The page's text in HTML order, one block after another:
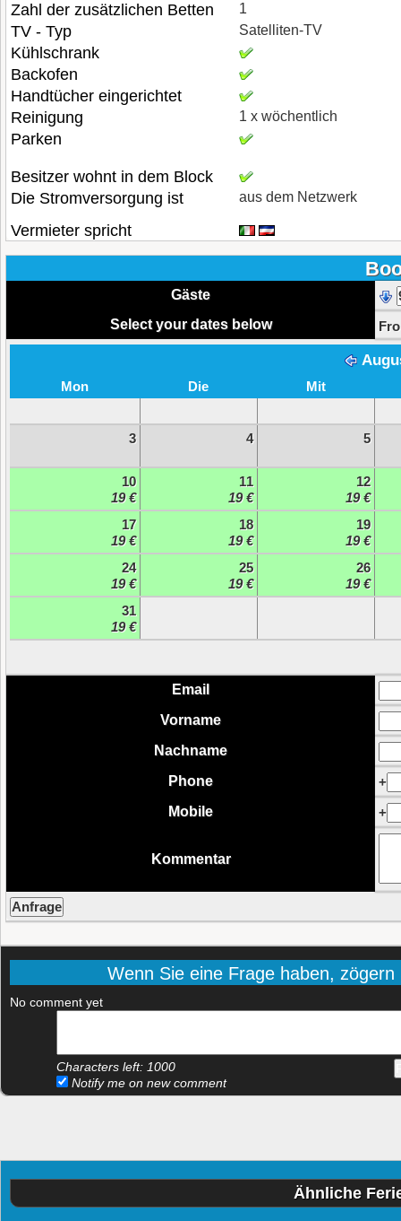
Zahl der zusätzlichen Betten 1
TV - Typ Satelliten-TV
Kühlschrank
Backofen
Handtücher eingerichtet
Reinigung
1 x wöchentlich
Parken
Besitzer wohnt in dem Block
Die Stromversorgung ist
aus dem Netzwerk
Vermieter spricht
Gäste
Select your dates below
Mon Die Mit
3 4 5
10
19 €
11
19 €
12
19 €
17
19 €
18
19 €
19
19 €
24
19 €
25
19 €
26
19 €
31
19 €
Email
Vorname
Nachname
Phone
+
Mobile
+
Kommentar
Wenn Sie eine Frage haben,
No comment yet
Characters left: 1000
Notify me on new comment
Ähnliche